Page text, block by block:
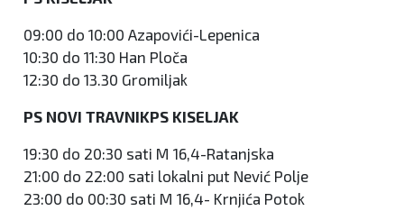
09:00 do 10:00 Azapovići-Lepenica
10:30 do 11:30 Han Ploča
12:30 do 13.30 Gromiljak
PS NOVI TRAVNIKPS KISELJAK
19:30 do 20:30 sati M 16,4-Ratanjska
21:00 do 22:00 sati lokalni put Nević Polje
23:00 do 00:30 sati M 16,4- Krnjića Potok